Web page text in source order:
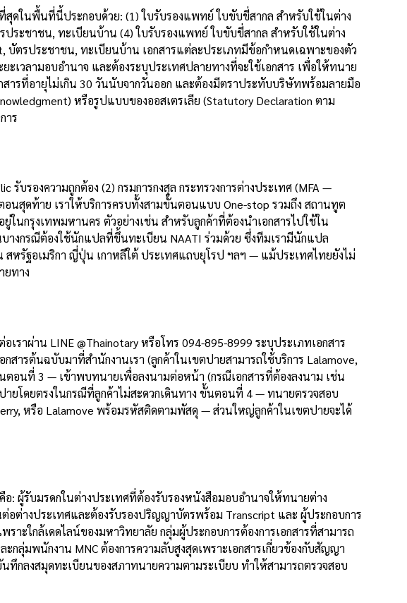
สุดในพื้นที่นี้ประกอบด้วย: (1) ใบรับรองแพทย์ ใบขับขี่สากล สำหรับใช้ในต่าง
ประชาชน, ทะเบียนบ้าน (4) ใบรับรองแพทย์ ใบขับขี่สากล สำหรับใช้ในต่าง
บัตรประชาชน, ทะเบียนบ้าน เอกสารแต่ละประเภทมีข้อกำหนดเฉพาะของตัว
เวลามอบอำนาจ และต้องระบุประเทศปลายทางที่จะใช้เอกสาร เพื่อให้ทนาย
ารที่อายุไม่เกิน 30 วันนับจากวันออก และต้องมีตราประทับบริษัทพร้อมลายมือ
หรือรูปแบบของออสเตรเลีย (Statutory Declaration ตาม
าร
บรองความถูกต้อง (2) กรมการกงสุล กระทรวงการต่างประเทศ (MFA —
นสุดท้าย เราให้บริการครบทั้งสามขั้นตอนแบบ One-stop รวมถึง สถานทูต
กรุงเทพมหานคร ตัวอย่างเช่น สำหรับลูกค้าที่ต้องนำเอกสารไปใช้ใน
บางกรณีต้องใช้นักแปลที่ขึ้นทะเบียน NAATI ร่วมด้วย ซึ่งทีมเรามีนักแปล
สหรัฐอเมริกา ญี่ปุ่น เกาหลีใต้ ประเทศแถบยุโรป ฯลฯ — แม้ประเทศไทยยังไม่
ยทาง
าผ่าน LINE @Thainotary หรือโทร 094-895-8999 ระบุประเภทเอกสาร
สารต้นฉบับมาที่สำนักงานเรา (ลูกค้าในเขตปายสามารถใช้บริการ Lalamove,
นตอนที่ 3 — เข้าพบทนายเพื่อลงนามต่อหน้า (กรณีเอกสารที่ต้องลงนาม เช่น
ยโดยตรงในกรณีที่ลูกค้าไม่สะดวกเดินทาง ขั้นตอนที่ 4 — ทนายตรวจสอบ
หรือ Lalamove พร้อมรหัสติดตามพัสดุ — ส่วนใหญ่ลูกค้าในเขตปายจะได้
อ: ผู้รับมรดกในต่างประเทศที่ต้องรับรองหนังสือมอบอำนาจให้ทนายต่าง
อต่างประเทศและต้องรับรองปริญญาบัตรพร้อม Transcript และ ผู้ประกอบการ
าะใกล้เดดไลน์ของมหาวิทยาลัย กลุ่มผู้ประกอบการต้องการเอกสารที่สามารถ
ลุ่มพนักงาน MNC ต้องการความลับสูงสุดเพราะเอกสารเกี่ยวข้องกับสัญญา
ทึกลงสมุดทะเบียนของสภาทนายความตามระเบียบ ทำให้สามารถตรวจสอบ